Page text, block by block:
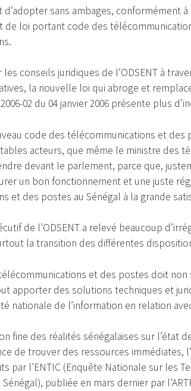
d’adopter sans ambages, conformément
de loi portant code des
les conseils juridiques de l’ODSENT à
la nouvelle loi qui abroge et
02 du 04 janvier 2006 présente plus
code des télécommunications et
acteurs, que même le ministre des
devant le parlement, parce que,
un bon fonctionnement et une juste
et des postes au Sénégal à la grande
de l’ODSENT a relevé beaucoup
la transition des différentes
et des postes doit
apporter des solutions techniques et
nationale de l’information en relation
fine des réalités sénégalaises sur l’état
de trouver des ressources immédiates,
par l’ENTIC (Enquête Nationale sur les
publiée en mars dernier par